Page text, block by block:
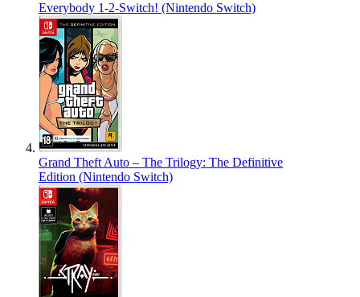
Everybody 1-2-Switch! (Nintendo Switch)
Grand Theft Auto – The Trilogy: The Definitive
Edition (Nintendo Switch)